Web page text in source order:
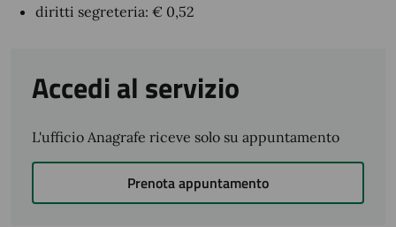
diritti segreteria: € 0,52
Accedi al servizio
L'ufficio Anagrafe riceve solo su appuntamento
Prenota appuntamento